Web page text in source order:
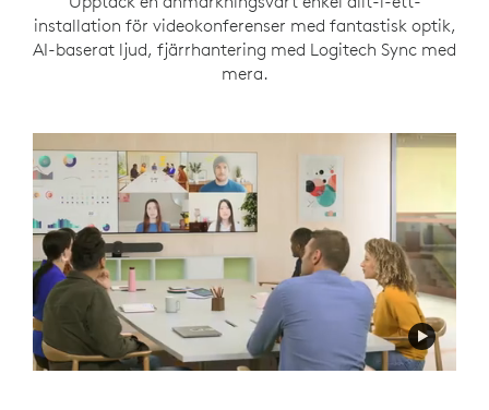
installation för videokonferenser med fantastisk optik,
AI-baserat ljud, fjärrhantering med Logitech Sync med
mera.